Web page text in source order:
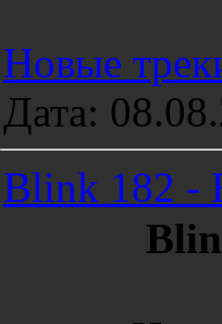
Новые
Дата:
Blink 182 -